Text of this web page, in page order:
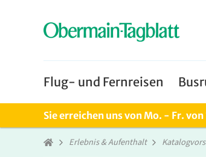
Flug- und Fernreisen
Sie erreichen uns von Mo. - Fr.
Erlebnis & Aufenthalt